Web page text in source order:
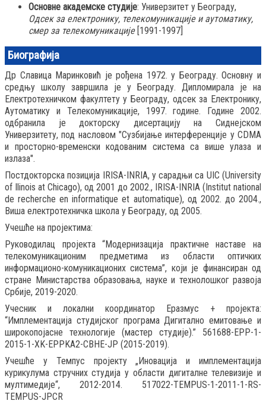
Основне академске студије: Универзитет у Београду,
Одсек за електронику, телекомуникације и аутоматику,
смер за телекомуникације[1991-1997]
Биографија
Др Славица Маринковић је рођена 1972. у Београду. Основну и
средњу школу завршила је у Београду. Дипломирала је на
Електротехничком факултету у Београду, одсек за Електронику,
Аутоматику и Телекомуникације, 1997. године. Године 2002.
одбранила је докторску дисертацију на Сиднејском
Универзитету, под насловом "Сузбијање интерференције у CDMA
и просторно-временски кодованим система са више улаза и
излаза".
Постдокторска позиција IRISA-INRIA, у сарадњи са UIC (University
of Ilinois at Chicago), од 2001 до 2002., IRISA-INRIA (Institut national
de recherche en informatique et automatique), од 2002. до 2004.,
Вишa електротехничка школа у Београду, од 2005.
Учешће на пројектима:
Руководилац пројекта “Модернизација практичне наставе на
телекомуникационим предметима из области оптичких
информационо-комуникационих система”, који је финансиран од
стране Министарства образовања, науке и технолошког развоја
Србије, 2019-2020.
Учесник и локални координатор Еразмус + пројекта:
“Имплементација студијског програма Дигитално емитовање и
широкопојасне технологије (мастер студије).” 561688-EPP-1-
2015-1-XK-EPPKA2-CBHE-JP (2015-2019).
Учешће у Темпус пројекту „Иновација и имплементација
курикулума стручних студија у области дигиталне телевизије и
мултимедије“, 2012-2014. 517022-TEMPUS-1-2011-1-RS-
TEMPUS-JPCR